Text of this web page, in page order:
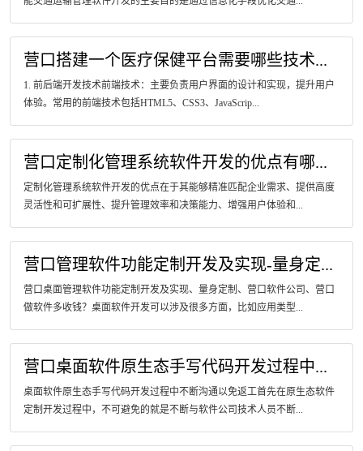
营口搭建一个医疗保健平台需要哪些技术...
1. 前后端开发技术前端技术：主要负责用户界面的设计和实现，提升用户
体验。常用的前端技术包括HTML5、CSS3、JavaScrip...
营口定制化管理系统软件开发的优点有哪...
定制化管理系统软件开发的优点在于其能够精准匹配企业需求、提供高度
灵活性和可扩展性、提升管理效率和决策能力、增强用户体验和...
营口管理软件功能定制开发及实现-量身定...
营口桌面管理软件功能定制开发及实现、量身定制、营口软件公司、营口
做软件多收钱？桌面软件开发可以涉及很多方面，比如应用类型...
营口桌面软件原生态手写代码开发过程中...
桌面软件原生态手写代码开发过程中不断沟通以免返工首先在原生态软件
定制开发过程中，不可避免的就是不断与软件公司技术人员不断...